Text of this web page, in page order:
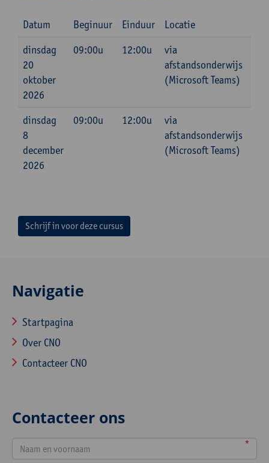
Datum Beginuur Einduur
Locatie
dinsdag
20
oktober
2026
09:00u 12:00u
via
afstandsonderwijs
(Microsoft Teams)
dinsdag
8
december
2026
09:00u 12:00u
via
afstandsonderwijs
(Microsoft Teams)
Schrijf in voor deze cursus
Navigatie
Startpagina
Over CNO
Contacteer CNO
Contacteer ons
*